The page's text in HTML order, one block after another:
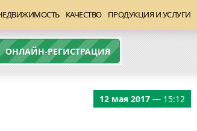
КАЧЕСТВО ПРОДУКЦИЯ И УСЛУГИ
ОНЛАЙН-РЕГИСТРАЦИЯ
12 мая 2017 — 15:12